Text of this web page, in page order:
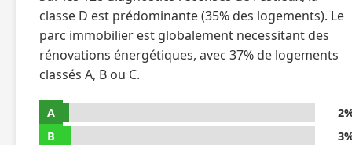
classe D est prédominante (35% des logements). Le
parc immobilier est globalement necessitant des
rénovations énergétiques, avec 37% de logements
classés A, B ou C.
A
B